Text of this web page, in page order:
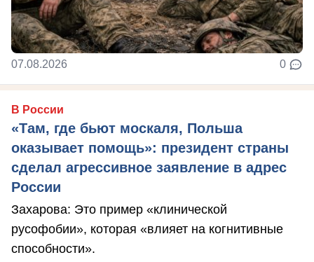
07.08.2026 0
В России
«Там, где бьют москаля, Польша
оказывает помощь»: президент страны
сделал агрессивное заявление в адрес
России
Захарова: Это пример «клинической
русофобии», которая «влияет на когнитивные
способности».